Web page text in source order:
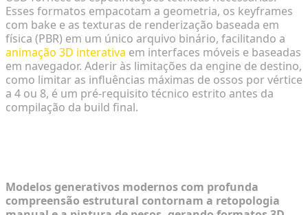
Esses formatos empacotam a geometria, os keyframes
com bake e as texturas de renderização baseada em
física (PBR) em um único arquivo binário, facilitando a
animação 3D interativa em interfaces móveis e baseadas
em navegador. Aderir às limitações da engine de destino,
como limitar as influências máximas de ossos por vértice
a 4 ou 8, é um pré-requisito técnico estrito antes da
compilação da build final.
Modelos generativos modernos com profunda
compreensão estrutural contornam a retopologia